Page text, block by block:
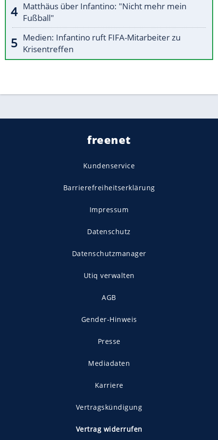
Matthäus über Infantino: "Nicht mehr mein
Fußball"
Medien: Infantino ruft FIFA-Mitarbeiter zu
Krisentreffen
freenet
Kundenservice
Barrierefreiheitserklärung
Impressum
Datenschutz
Datenschutzmanager
Utiq verwalten
AGB
Gender-Hinweis
Presse
Mediadaten
Karriere
Vertragskündigung
Vertrag widerrufen